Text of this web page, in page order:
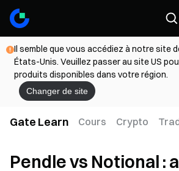
Il semble que vous accédiez à notre site
États-Unis. Veuillez passer au site US
produits disponibles dans votre région.
Changer de site
Gate Learn Cours Crypto
Pendle vs Notional :